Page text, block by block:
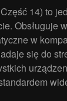
14) to
Obsługuje
w
się do